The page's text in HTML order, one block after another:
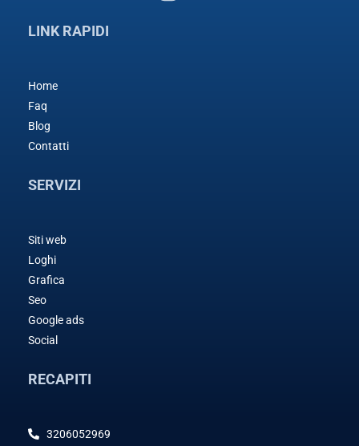
LINK RAPIDI
Home
Faq
Blog
Contatti
SERVIZI
Siti web
Loghi
Grafica
Seo
Google ads
Social
RECAPITI
3206052969